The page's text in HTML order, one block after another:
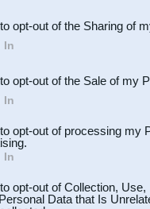
Participants
opt-out of the Sharing of
In
opt-out of the Sale of my
In
opt-out of processing my
In
opt-out of Collection,
Data that Is